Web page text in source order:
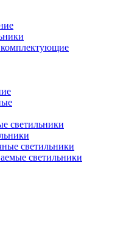
светильники
светильники
светильники